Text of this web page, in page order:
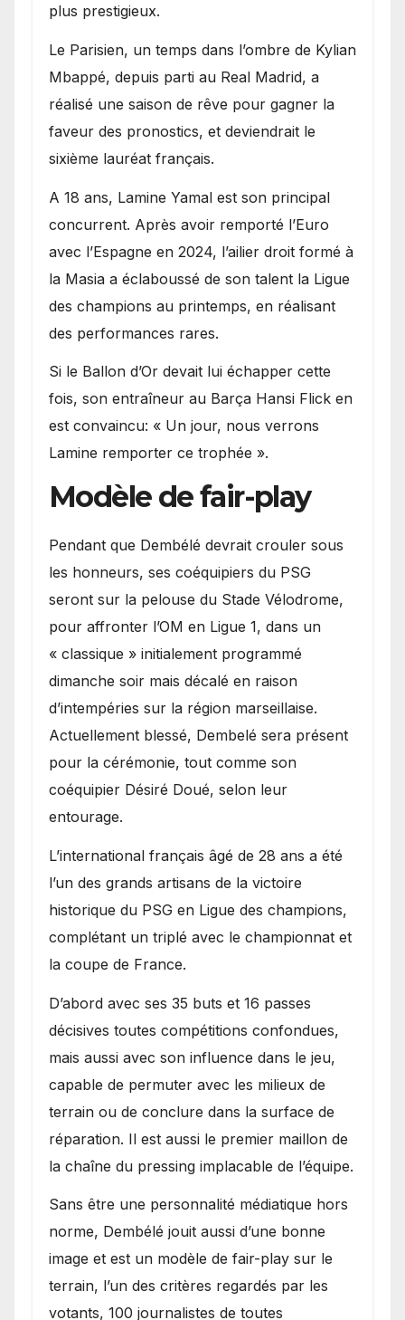
plus prestigieux.
Le Parisien, un temps dans l’ombre de Kylian
Mbappé, depuis parti au Real Madrid, a
réalisé une saison de rêve pour gagner la
faveur des pronostics, et deviendrait le
sixième lauréat français.
A 18 ans, Lamine Yamal est son principal
concurrent. Après avoir remporté l’Euro
avec l’Espagne en 2024, l’ailier droit formé à
la Masia a éclaboussé de son talent la Ligue
des champions au printemps, en réalisant
des performances rares.
Si le Ballon d’Or devait lui échapper cette
fois, son entraîneur au Barça Hansi Flick en
est convaincu: « Un jour, nous verrons
Lamine remporter ce trophée ».
Modèle de fair-play
Pendant que Dembélé devrait crouler sous
les honneurs, ses coéquipiers du PSG
seront sur la pelouse du Stade Vélodrome,
pour affronter l’OM en Ligue 1, dans un
« classique » initialement programmé
dimanche soir mais décalé en raison
d’intempéries sur la région marseillaise.
Actuellement blessé, Dembelé sera présent
pour la cérémonie, tout comme son
coéquipier Désiré Doué, selon leur
entourage.
L’international français âgé de 28 ans a été
l’un des grands artisans de la victoire
historique du PSG en Ligue des champions,
complétant un triplé avec le championnat et
la coupe de France.
D’abord avec ses 35 buts et 16 passes
décisives toutes compétitions confondues,
mais aussi avec son influence dans le jeu,
capable de permuter avec les milieux de
terrain ou de conclure dans la surface de
réparation. Il est aussi le premier maillon de
la chaîne du pressing implacable de l’équipe.
Sans être une personnalité médiatique hors
norme, Dembélé jouit aussi d’une bonne
image et est un modèle de fair-play sur le
terrain, l’un des critères regardés par les
votants, 100 journalistes de toutes